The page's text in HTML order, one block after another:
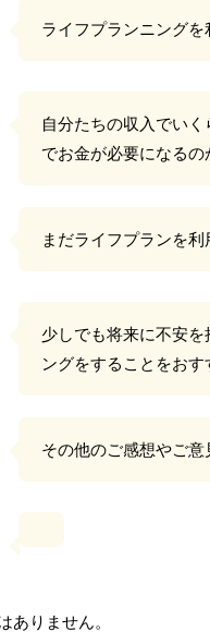
ライフプランニング
自分たちの収入でい
でお金が必要になるの
まだライフプランを
少しでも将来に不安
ングをすることをおす
その他のご感想やご意
ありません。